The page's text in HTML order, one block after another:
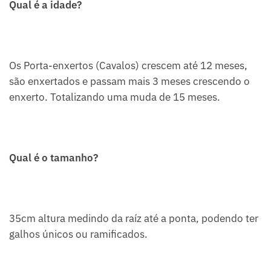
Qual é a idade?
Os Porta-enxertos (Cavalos) crescem até 12 meses,
são enxertados e passam mais 3 meses crescendo o
enxerto. Totalizando uma muda de 15 meses.
Qual é o tamanho?
35cm altura medindo da raíz até a ponta, podendo ter
galhos únicos ou ramificados.